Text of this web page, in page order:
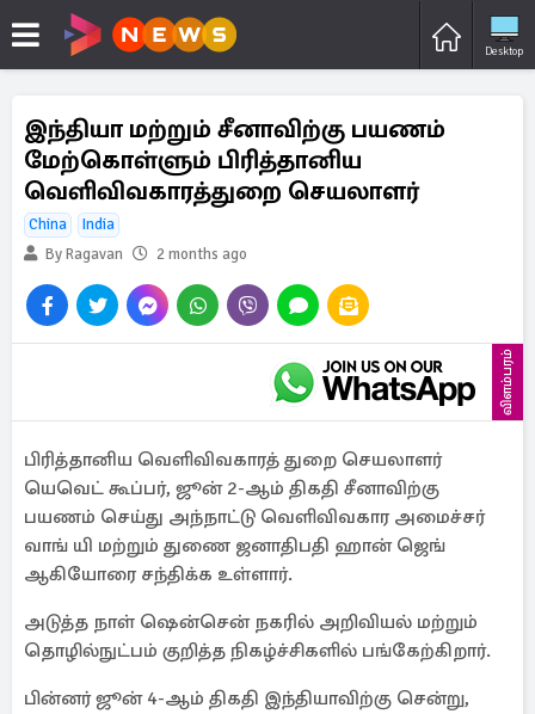
Desktop
இந்தியா மற்றும் சீனாவிற்கு பயணம்
மேற்கொள்ளும் பிரித்தானிய
வெளிவிவகாரத்துறை செயலாளர்
China
India
By Ragavan
2 months ago
விளம்பரம்
பிரித்தானிய வெளிவிவகாரத் துறை செயலாளர்
யெவெட் கூப்பர், ஜூன் 2-ஆம் திகதி சீனாவிற்கு
பயணம் செய்து அந்நாட்டு வெளிவிவகார அமைச்சர்
வாங் யி மற்றும் துணை ஜனாதிபதி ஹான் ஜெங்
ஆகியோரை சந்திக்க உள்ளார்.
அடுத்த நாள் ஷென்சென் நகரில் அறிவியல் மற்றும்
தொழில்நுட்பம் குறித்த நிகழ்ச்சிகளில் பங்கேற்கிறார்.
பின்னர் ஜூன் 4-ஆம் திகதி இந்தியாவிற்கு சென்று,